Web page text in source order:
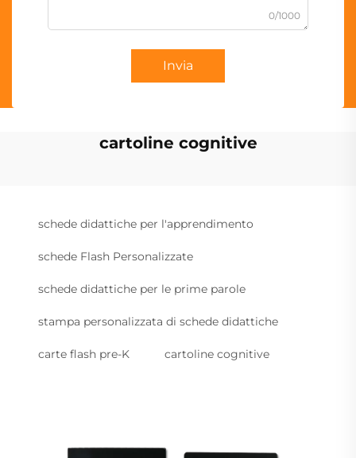
0/1000
Invia
cartoline cognitive
schede didattiche per l'apprendimento
schede Flash Personalizzate
schede didattiche per le prime parole
stampa personalizzata di schede didattiche
carte flash pre-K cartoline cognitive